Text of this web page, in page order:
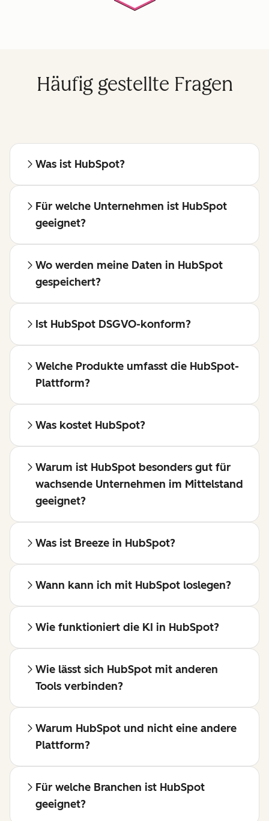
Häufig gestellte Fragen
Was ist HubSpot?
Für welche Unternehmen ist HubSpot
geeignet?
Wo werden meine Daten in HubSpot
gespeichert?
Ist HubSpot DSGVO-konform?
Welche Produkte umfasst die HubSpot-
Plattform?
Was kostet HubSpot?
Warum ist HubSpot besonders gut für
wachsende Unternehmen im Mittelstand
geeignet?
Was ist Breeze in HubSpot?
Wann kann ich mit HubSpot loslegen?
Wie funktioniert die KI in HubSpot?
Wie lässt sich HubSpot mit anderen
Tools verbinden?
Warum HubSpot und nicht eine andere
Plattform?
Für welche Branchen ist HubSpot
geeignet?